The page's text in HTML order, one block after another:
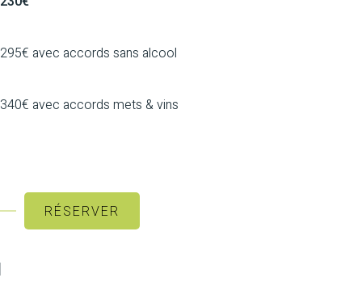
295€ avec accords sans alcool
340€ avec accords mets‭ ‬&‭ ‬vins
RÉSERVER